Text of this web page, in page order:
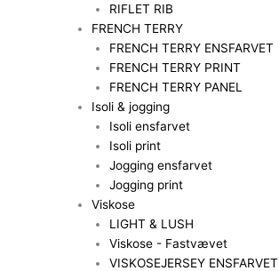
RIFLET RIB
FRENCH TERRY
FRENCH TERRY ENSFARVET
FRENCH TERRY PRINT
FRENCH TERRY PANEL
Isoli & jogging
Isoli ensfarvet
Isoli print
Jogging ensfarvet
Jogging print
Viskose
LIGHT & LUSH
Viskose - Fastvævet
VISKOSEJERSEY ENSFARVET